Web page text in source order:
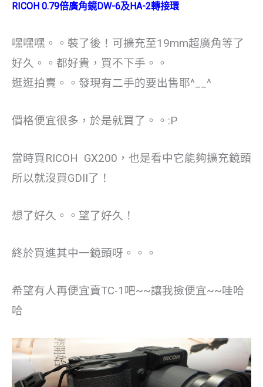
RICOH 0.79倍廣角鏡DW-6及HA-2轉接環
嘿嘿嘿。。裝了後！可擴充至19mm超廣角等了
好久。。都好貴，買不下手。。
逛逛拍賣。。發現有二手的要出售耶^__^
價格便宜很多，於是就買了。。:P
當時買RICOH GX200，也是看中它能夠擴充鏡頭
所以就沒買GDII了！
想了好久。。望了好久！
終於買進其中一鏡頭呀。。。
希望有人再便宜賣TC-1吧~~讓我撿便宜~~哇哈
哈